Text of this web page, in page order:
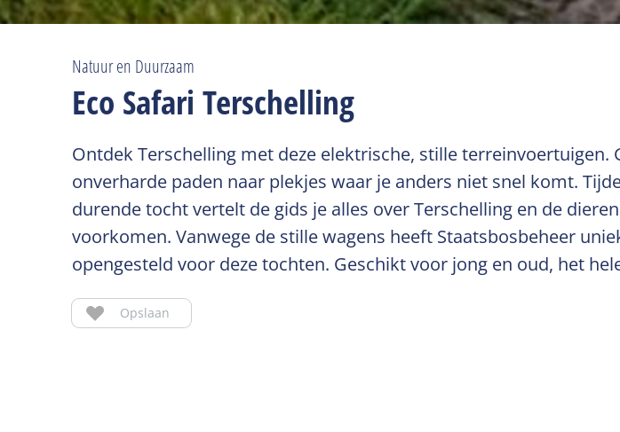
Natuur en Duurzaam
Eco Safari Terschelling
Ontdek Terschelling met deze elektrische, stille terreinvoertuigen.
onverharde paden naar plekjes waar je anders niet snel komt.
durende tocht vertelt de gids je alles over Terschelling en de
voorkomen. Vanwege de stille wagens heeft Staatsbosbeheer
opengesteld voor deze tochten. Geschikt voor jong en oud, het
Opslaan